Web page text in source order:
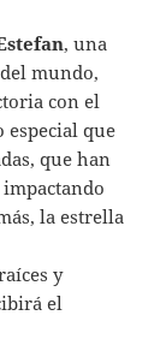
, una
mundo,
con el
que
que han
la estrella
y
el